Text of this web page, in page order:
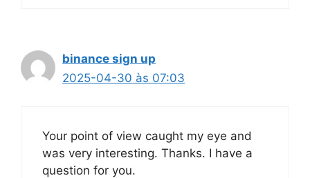
binance sign up
2025-04-30 às 07:03
Your point of view caught my eye and
was very interesting. Thanks. I have a
question for you.